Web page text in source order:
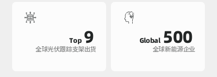
Top 9
全球光伏跟踪支架出货
Global 500
全球新能源企业